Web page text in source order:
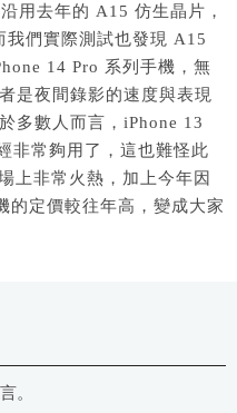
用去年的 A15 仿生晶片，
們實際測試也發現 A15
14 Pro 系列手機，無
是夜間錄影的速度與表現
多數人而言，iPhone 13
非常夠用了，這也難怪此
上非常火熱，加上今年因
的定價較往年高，變成大家
。